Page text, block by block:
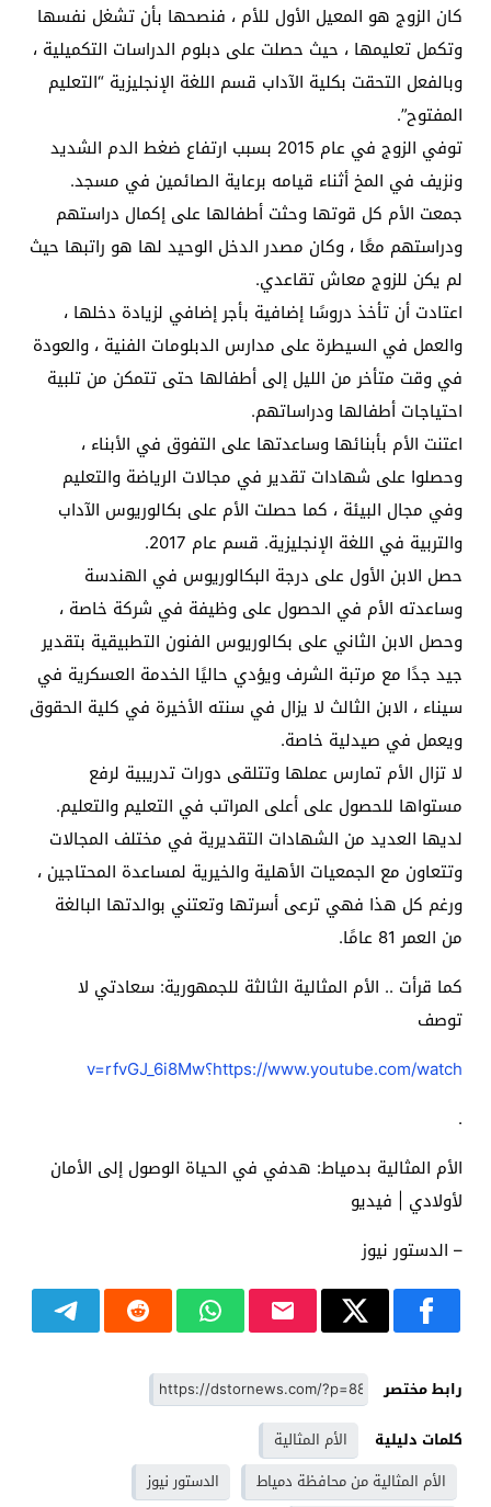
كان الزوج هو المعيل الأول للأم ، فنصحها بأن تشغل نفسها
وتكمل تعليمها ، حيث حصلت على دبلوم الدراسات التكميلية ،
وبالفعل التحقت بكلية الآداب قسم اللغة الإنجليزية “التعليم
المفتوح”.
توفي الزوج في عام 2015 بسبب ارتفاع ضغط الدم الشديد
ونزيف في المخ أثناء قيامه برعاية الصائمين في مسجد.
جمعت الأم كل قوتها وحثت أطفالها على إكمال دراستهم
ودراستهم معًا ، وكان مصدر الدخل الوحيد لها هو راتبها حيث
لم يكن للزوج معاش تقاعدي.
اعتادت أن تأخذ دروسًا إضافية بأجر إضافي لزيادة دخلها ،
والعمل في السيطرة على مدارس الدبلومات الفنية ، والعودة
في وقت متأخر من الليل إلى أطفالها حتى تتمكن من تلبية
احتياجات أطفالها ودراساتهم.
اعتنت الأم بأبنائها وساعدتها على التفوق في الأبناء ،
وحصلوا على شهادات تقدير في مجالات الرياضة والتعليم
وفي مجال البيئة ، كما حصلت الأم على بكالوريوس الآداب
والتربية في اللغة الإنجليزية. قسم عام 2017.
حصل الابن الأول على درجة البكالوريوس في الهندسة
وساعدته الأم في الحصول على وظيفة في شركة خاصة ،
وحصل الابن الثاني على بكالوريوس الفنون التطبيقية بتقدير
جيد جدًا مع مرتبة الشرف ويؤدي حاليًا الخدمة العسكرية في
سيناء ، الابن الثالث لا يزال في سنته الأخيرة في كلية الحقوق
ويعمل في صيدلية خاصة.
لا تزال الأم تمارس عملها وتتلقى دورات تدريبية لرفع
مستواها للحصول على أعلى المراتب في التعليم والتعليم.
لديها العديد من الشهادات التقديرية في مختلف المجالات
وتتعاون مع الجمعيات الأهلية والخيرية لمساعدة المحتاجين ،
ورغم كل هذا فهي ترعى أسرتها وتعتني بوالدتها البالغة
من العمر 81 عامًا.
كما قرأت .. الأم المثالية الثالثة للجمهورية: سعادتي لا
توصف
https://www.youtube.com/watch؟v=rfvGJ_6i8Mw
.
الأم المثالية بدمياط: هدفي في الحياة الوصول إلى الأمان
لأولادي | فيديو
– الدستور نيوز
رابط مختصر
كلمات دليلية
الأم المثالية
الأم المثالية من محافظة دمياط
الدستور نيوز